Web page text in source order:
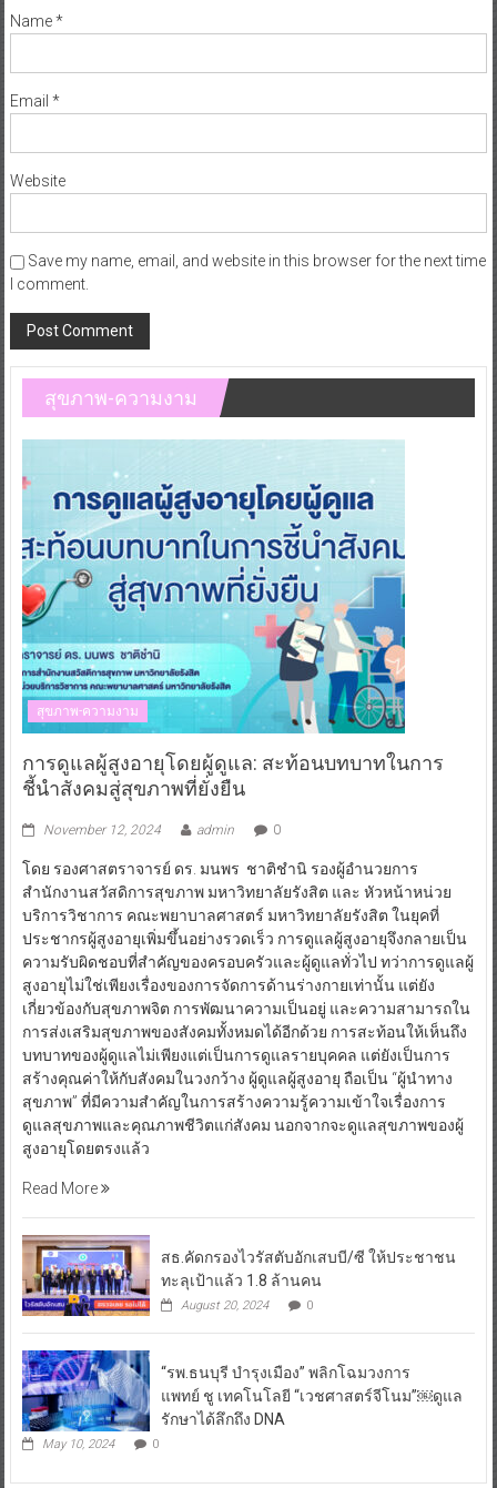
Name*
Email *
Website
Save my name, email, and website in this browser for the next time
I comment.
สุขภาพ-ความงาม
สุขภาพ-ความงาม
การดูแลผู้สูงอายุโดยผู้ดูแล: สะท้อนบทบาทในการ
ชี้นำสังคมสู่สุขภาพที่ยั่งยืน
November 12, 2024 admin 0
โดย รองศาสตราจารย์ ดร. มนพร ชาติชำนิ รองผู้อำนวยการ
สำนักงานสวัสดิการสุขภาพ มหาวิทยาลัยรังสิต และ หัวหน้าหน่วย
บริการวิชาการ คณะพยาบาลศาสตร์ มหาวิทยาลัยรังสิต ในยุคที่
ประชากรผู้สูงอายุเพิ่มขึ้นอย่างรวดเร็ว การดูแลผู้สูงอายุจึงกลายเป็น
ความรับผิดชอบที่สำคัญของครอบครัวและผู้ดูแลทั่วไป ทว่าการดูแลผู้
สูงอายุไม่ใช่เพียงเรื่องของการจัดการด้านร่างกายเท่านั้น แต่ยัง
เกี่ยวข้องกับสุขภาพจิต การพัฒนาความเป็นอยู่ และความสามารถใน
การส่งเสริมสุขภาพของสังคมทั้งหมดได้อีกด้วย การสะท้อนให้เห็นถึง
บทบาทของผู้ดูแลไม่เพียงแต่เป็นการดูแลรายบุคคล แต่ยังเป็นการ
สร้างคุณค่าให้กับสังคมในวงกว้าง ผู้ดูแลผู้สูงอายุ ถือเป็น “ผู้นำทาง
สุขภาพ” ที่มีความสำคัญในการสร้างความรู้ความเข้าใจเรื่องการ
ดูแลสุขภาพและคุณภาพชีวิตแก่สังคม นอกจากจะดูแลสุขภาพของผู้
สูงอายุโดยตรงแล้ว
Read More
สธ.คัดกรองไวรัสตับอักเสบบี/ซี ให้ประชาชน
ทะลุเป้าแล้ว 1.8 ล้านคน
August 20, 2024 0
“รพ.ธนบุรี บำรุงเมือง” พลิกโฉมวงการ
แพทย์ ชู เทคโนโลยี “เวชศาสตร์จีโนม”￼ดูแล
รักษาได้ลึกถึง DNA
May 10, 2024 0